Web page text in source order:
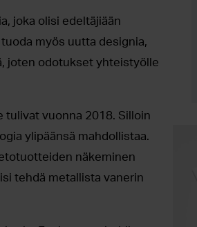
joka olisi edeltäjiään
myös uutta designia,
joten odotukset yhteistyölle
vuonna 2018. Silloin
ylipäänsä mahdollistaa.
näkeminen
tehdä metallista vanerin